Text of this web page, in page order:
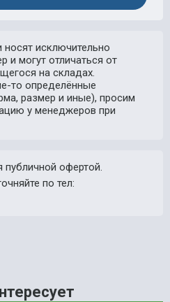
исключительно
и могут отличаться от
на складах.
то определённые
размер и иные), просим
у менеджеров при
публичной офертой.
по тел: